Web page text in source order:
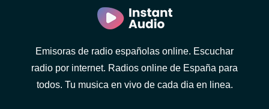
Emisoras de radio españolas online. Escuchar
radio por internet. Radios online de España para
todos. Tu musica en vivo de cada dia en linea.